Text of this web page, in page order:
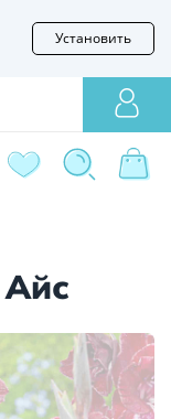
Установить